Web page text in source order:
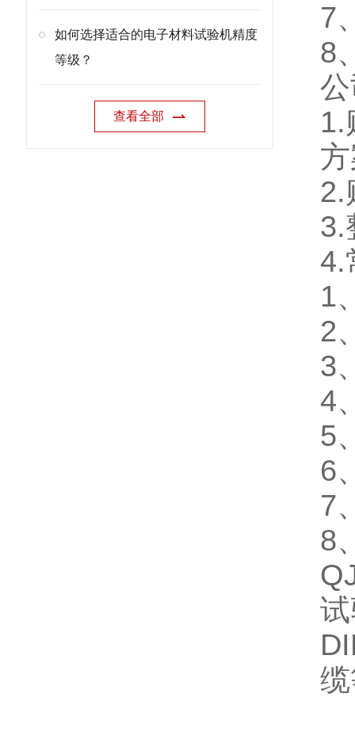
如何选择适合的电子材料试验机精度
等级？
查看全部
7
8
1.
2.
3.
4.
1
2
3
4
5
6
7
8